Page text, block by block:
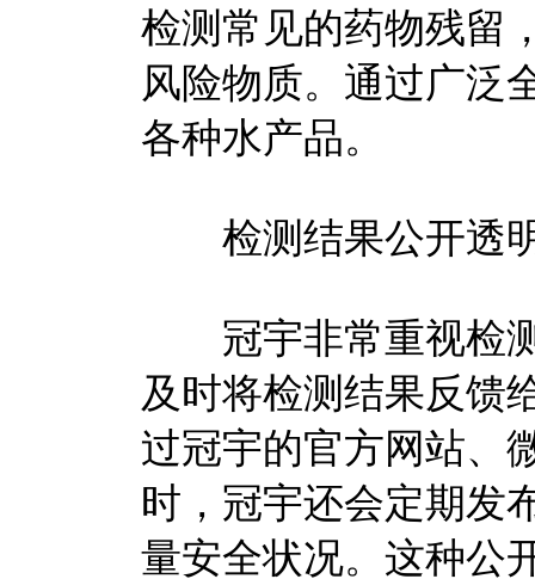
检测常见的药物残留
风险物质。通过广泛
各种水产品。
检测结果公开透
冠宇非常重视检测
及时将检测结果反馈
过冠宇的官方网站、
时，冠宇还会定期发
量安全状况。这种公